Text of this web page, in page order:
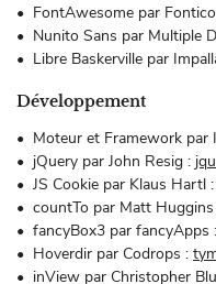
ACTUALITÉS
FontAwesome par
Nunito Sans par Multiple
Libre Baskerville par
Développement
Moteur et Framework par
jQuery par John Resig :
JS Cookie par Klaus Hartl :
countTo par Matt
fancyBox3 par fancyApps :
Hoverdir par Codrops :
inView par Christopher